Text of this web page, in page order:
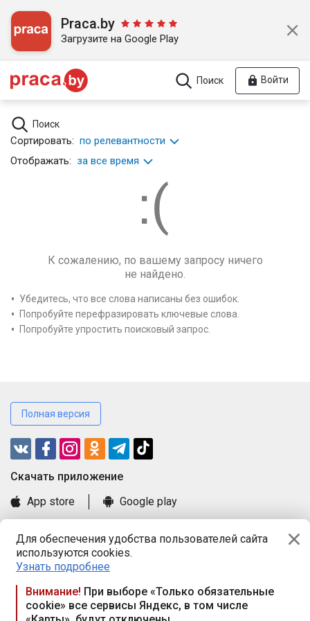
Для обеспечения удобства пользователей сайта
используются cookies.
Узнать подробнее
Внимание! При выборе «Только обязательные
cookie» все сервисы Яндекс, в том числе
Praca.by
Загрузите на Google Play
Поиск Войти
Поиск
Сортировать: по релевантности
Отображать: за все время
К сожалению, по вашему запросу ничего
не найдено.
Убедитесь, что все слова написаны без ошибок.
Попробуйте перефразировать ключевые слова.
Попробуйте упростить поисковый запрос.
Полная версия
Cкачать приложение
App store
Google play
Книга замечаний и предложений
Правила и документы
Praca.by © 2000—2026, ООО «ПРАЦА БАЙ»
Республика Беларусь, 220114, г. Минск, пр-т Независимости
117а, пом. № 9.